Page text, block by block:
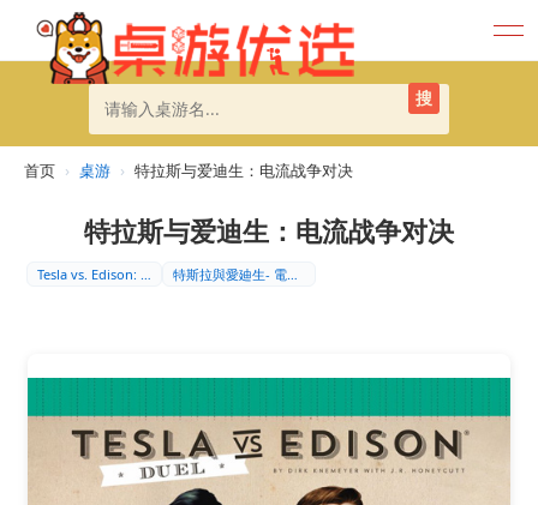
搜
首页 › 桌游 › 特拉斯与爱迪生：电流战争对决
特拉斯与爱迪生：电流战争对决
Tesla vs. Edison: … 特斯拉與愛廸生- 電流戰爭：對決